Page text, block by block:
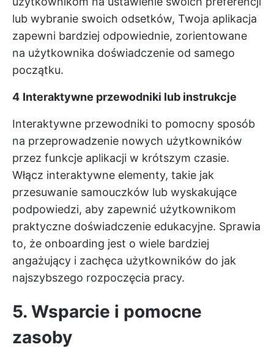
lub wybranie swoich odsetków, Twoja aplikacja
zapewni bardziej odpowiednie, zorientowane
na użytkownika doświadczenie od samego
początku.
4 Interaktywne przewodniki lub instrukcje
Interaktywne przewodniki to pomocny sposób
na przeprowadzenie nowych użytkowników
przez funkcje aplikacji w krótszym czasie.
Włącz interaktywne elementy, takie jak
przesuwanie samouczków lub wyskakujące
podpowiedzi, aby zapewnić użytkownikom
praktyczne doświadczenie edukacyjne. Sprawia
to, że onboarding jest o wiele bardziej
angażujący i zachęca użytkowników do jak
najszybszego rozpoczęcia pracy.
5. Wsparcie i pomocne
zasoby